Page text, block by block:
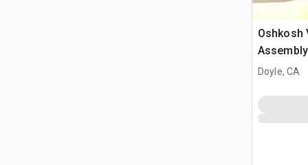
Oshkosh
Assembly
Doyle, CA